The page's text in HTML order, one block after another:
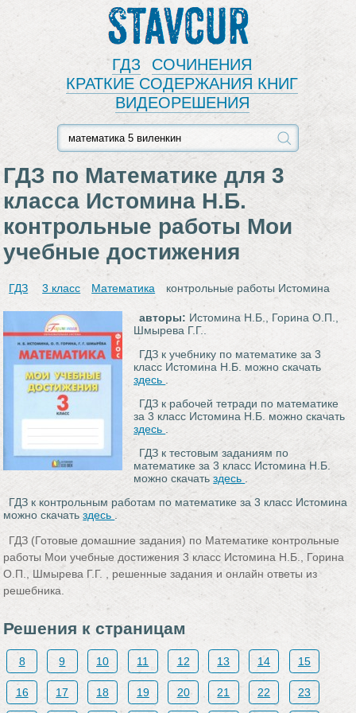
Stavcur
ГДЗ
СОЧИНЕНИЯ
КРАТКИЕ СОДЕРЖАНИЯ КНИГ
ВИДЕОРЕШЕНИЯ
ГДЗ по Математике для 3
класса Истомина Н.Б.
контрольные работы Мои
учебные достижения
ГДЗ 3 класс Математика контрольные работы Истомина
авторы: Истомина Н.Б., Горина О.П.,
Шмырева Г.Г..
ГДЗ к учебнику по математике за 3
класс Истомина Н.Б. можно скачать
здесь
ГДЗ к рабочей тетради по математике
за 3 класс Истомина Н.Б. можно скачать
здесь
ГДЗ к тестовым заданиям по
математике за 3 класс Истомина Н.Б.
можно скачатьздесь
ГДЗ к контрольным работам по математике за 3 класс Истомина
можно скачатьздесь
ГДЗ (Готовые домашние задания) по Математике контрольные
работы Мои учебные достижения 3 класс Истомина Н.Б., Горина
О.П., Шмырева Г.Г. , решенные задания и онлайн ответы из
решебника.
Решения к страницам
8 9 10 11 12 13 14 15
16 17 18 19 20 21 22 23